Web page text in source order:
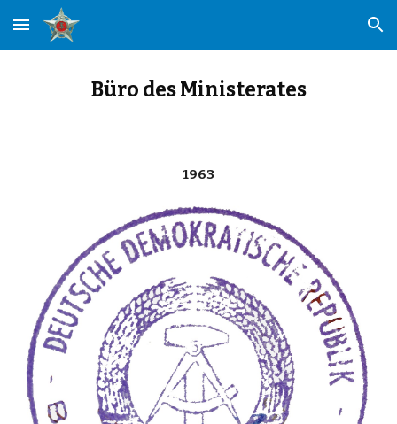
Skip to main content Skip to navigation
Büro des Ministerates
1963